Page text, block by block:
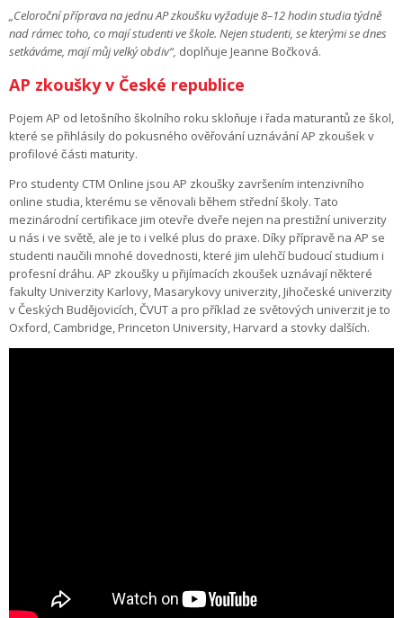
„Celoroční příprava na jednu AP zkoušku vyžaduje 8–12 hodin studia týdně
nad rámec toho, co mají studenti ve škole. Nejen studenti, se kterými se dnes
setkáváme, mají můj velký obdiv“, doplňuje Jeanne Bočková.
AP zkoušky v České republice
Pojem AP od letošního školního roku skloňuje i řada maturantů ze škol,
které se přihlásily do pokusného ověřování uznávání AP zkoušek v
profilové části maturity.
Pro studenty CTM Online jsou AP zkoušky završením intenzivního
online studia, kterému se věnovali během střední školy. Tato
mezinárodní certifikace jim otevře dveře nejen na prestižní univerzity
u nás i ve světě, ale je to i velké plus do praxe. Díky přípravě na AP se
studenti naučili mnohé dovednosti, které jim ulehčí budoucí studium i
profesní dráhu. AP zkoušky u přijímacích zkoušek uznávají některé
fakulty Univerzity Karlovy, Masarykovy univerzity, Jihočeské univerzity
v Českých Budějovicích, ČVUT a pro příklad ze světových univerzit je to
Oxford, Cambridge, Princeton University, Harvard a stovky dalších.